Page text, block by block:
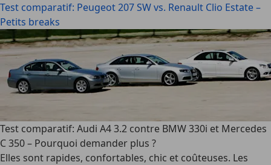
Test comparatif: Peugeot 207 SW vs. Renault Clio Estate –
Petits breaks
Test comparatif: Audi A4 3.2 contre BMW 330i et Mercedes
C 350 – Pourquoi demander plus ?
Elles sont rapides, confortables, chic et coûteuses. Les